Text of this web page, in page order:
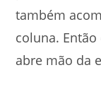
também
coluna.
abre mão da